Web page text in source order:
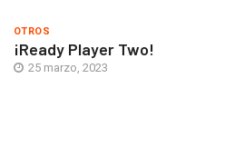
OTROS
¡Ready Player Two!
25 marzo, 2023